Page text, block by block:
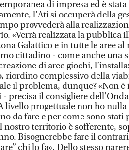
di impresa ed è
l’Ati si occuperà della
provvederà alla
«Verrà realizzata la pubblica
Galattico e in tutte le aree
cittadino - come anche una
di aree giochi,
riordino complessivo della
il problema, dunque? «Non
precisa il consigliere
livello progettuale non ho
da fare e per come sono stati
nostro territorio è sofferente,
Bisognerebbe fare il
chi lo fa». Dello stesso